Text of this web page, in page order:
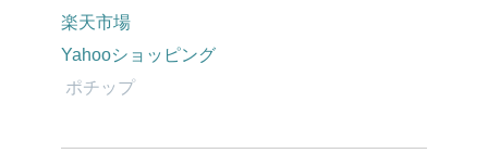
楽天市場
Yahooショッピング
ポチップ